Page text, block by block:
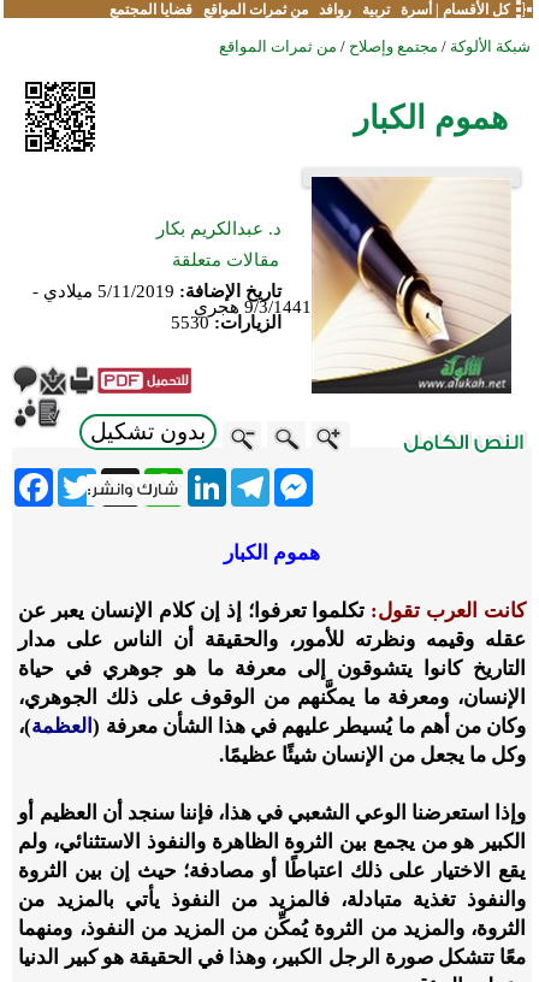
كل الأقسام أسرة تربية روافد من ثمرات المواقع قضايا المجتمع
شبكة الألوكة / مجتمع وإصلاح / من ثمرات المواقع
هموم الكبار
د. عبدالكريم بكار
مقالات متعلقة
تاريخ الإضافة:
5/11/2019 ميلادي -
9/3/1441 هجري
الزيارات:5530
بدون تشكيل
Twitter X
WhatsApp
LinkedInTelegram
Messenger
هموم الكبار
كانت العرب تقول: تكلموا تعرفوا؛ إذ إن كلام الإنسان يعبر عن
عقله وقيمه ونظرته للأمور، والحقيقة أن الناس على مدار
التاريخ كانوا يتشوقون إلى معرفة ما هو جوهري في حياة
الإنسان، ومعرفة ما يمكَّنهم من الوقوف على ذلك الجوهري،
وكان من أهم ما يُسيطر عليهم في هذا الشأن معرفة (العظمة)،
وكل ما يجعل من الإنسان شيئًا عظيمًا.
وإذا استعرضنا الوعي الشعبي في هذا، فإننا سنجد أن العظيم أو
الكبير هو من يجمع بين الثروة الظاهرة والنفوذ الاستثنائي، ولم
يقع الاختيار على ذلك اعتباطًا أو مصادفة؛ حيث إن بين الثروة
والنفوذ تغذية متبادلة، فالمزيد من النفوذ يأتي بالمزيد من
الثروة، والمزيد من الثروة يُمكِّن من المزيد من النفوذ، ومنهما
معًا تتشكل صورة الرجل الكبير، وهذا في الحقيقة هو كبير الدنيا